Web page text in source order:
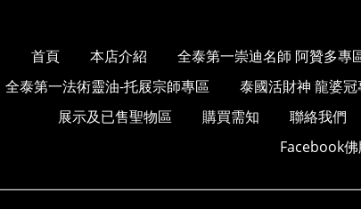
首頁 本店介紹 全泰第一崇迪名師 阿贊多專
全泰第一法術靈油-托屐宗師專區
泰國活財神 龍婆冠
展示及已售聖物區
購買需知 聯絡我們
Facebook